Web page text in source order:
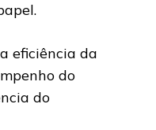
eficiência da
do
do